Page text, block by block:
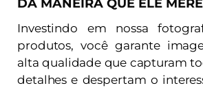
DA MANEIRA QUE ELE
Investindo em nossa
produtos, você garante
alta qualidade que capturam
detalhes e despertam o